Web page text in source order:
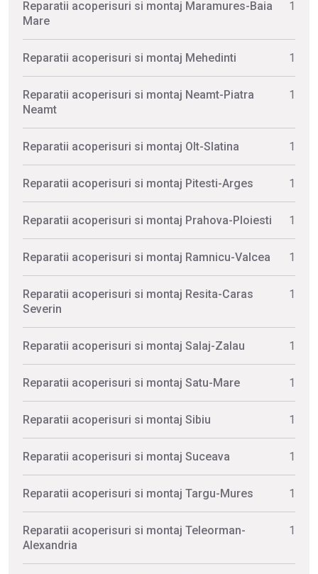
Reparatii acoperisuri si montaj Maramures-Baia
Mare
1
Reparatii acoperisuri si montaj Mehedinti 1
Reparatii acoperisuri si montaj Neamt-Piatra
Neamt
1
Reparatii acoperisuri si montaj Olt-Slatina 1
Reparatii acoperisuri si montaj Pitesti-Arges 1
Reparatii acoperisuri si montaj Prahova-Ploiesti 1
Reparatii acoperisuri si montaj Ramnicu-Valcea 1
Reparatii acoperisuri si montaj Resita-Caras
Severin
1
Reparatii acoperisuri si montaj Salaj-Zalau 1
Reparatii acoperisuri si montaj Satu-Mare 1
Reparatii acoperisuri si montaj Sibiu 1
Reparatii acoperisuri si montaj Suceava 1
Reparatii acoperisuri si montaj Targu-Mures 1
Reparatii acoperisuri si montaj Teleorman-
Alexandria
1